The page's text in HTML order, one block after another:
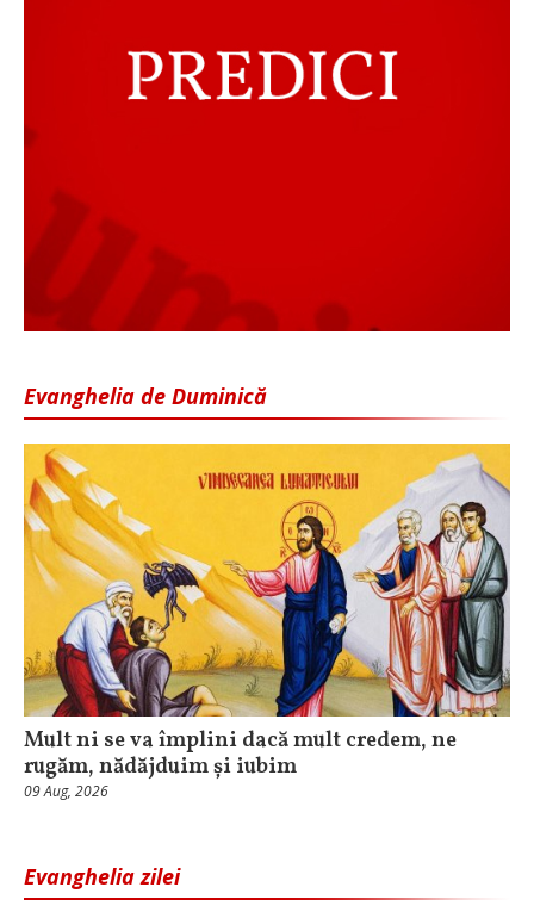
Evanghelia de Duminică
Mult ni se va împlini dacă mult credem, ne
rugăm, nădăjduim și iubim
09 Aug, 2026
Evanghelia zilei